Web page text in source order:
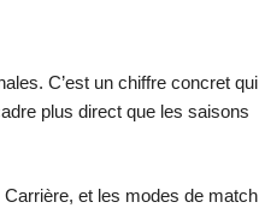
C’est un chiffre concret qui
plus direct que les saisons
et les modes de match